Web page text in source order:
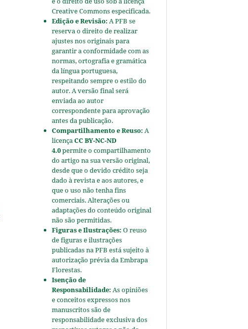
Creative Commons especificada.
Edição e Revisão: A PFB se
reserva o direito de realizar
ajustes nos originais para
garantir a conformidade com as
normas, ortografia e gramática
da língua portuguesa,
respeitando sempre o estilo do
autor. A versão final será
enviada ao autor
correspondente para aprovação
antes da publicação.
Compartilhamento e Reuso: A
licençaCC BY-NC-ND
4.0permite o compartilhamento
do artigo na sua versão original,
desde que o devido crédito seja
dado à revista e aos autores, e
que o uso não tenha fins
comerciais. Alterações ou
adaptações do conteúdo original
não são permitidas.
Figuras e Ilustrações: O reuso
de figuras e ilustrações
publicadas na PFB está sujeito à
autorização prévia da Embrapa
Florestas.
Isenção de
Responsabilidade: As opiniões
e conceitos expressos nos
manuscritos são de
responsabilidade exclusiva dos